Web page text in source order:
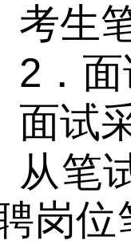
考生
2．
面试
从笔
岗位